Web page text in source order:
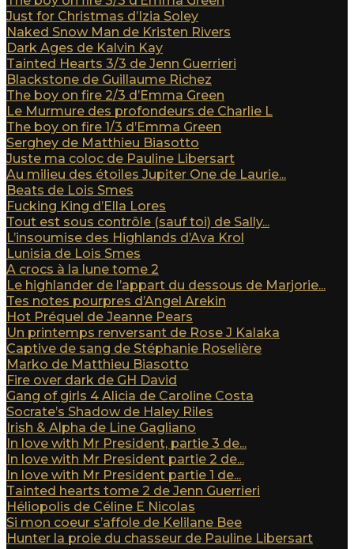
Just for Christmas d’Izia Soley
Naked Snow Man de Kristen Rivers
Dark Ages de Kalvin Kay
Tainted Hearts 3/3 de Jenn Guerrieri
Blackstone de Guillaume Richez
The boy on fire 2/3 d’Emma Green
Le Murmure des profondeurs de Charlie L
The boy on fire 1/3 d’Emma Green
Serghey de Matthieu Biasotto
Juste ma coloc de Pauline Libersart
Au milieu des étoiles Jupiter One de Laurie...
Beats de Lois Smes
Fucking King d’Ella Lores
Tout est sous contrôle (sauf toi) de Sally...
L’insoumise des Highlands d’Ava Krol
Lunisia de Lois Smes
A crocs à la lune tome 2
Le highlander de l’appart du dessous de Marjorie...
Tes notes pourpres d’Angel Arekin
Hot Préquel de Jeanne Pears
Un printemps renversant de Rose J Kalaka
Captive de sang de Stéphanie Roselière
Marko de Matthieu Biasotto
Fire over dark de GH David
Gang of girls 4 Alicia de Caroline Costa
Socrate’s Shadow de Haley Riles
Irish & Alpha de Line Gagliano
In love with Mr President, partie 3 de...
In love with Mr President partie 2 de...
In love with Mr President partie 1 de...
Tainted hearts tome 2 de Jenn Guerrieri
Héliopolis de Céline E Nicolas
Si mon coeur s’affole de Kelilane Bee
Hunter la proie du chasseur de Pauline Libersart